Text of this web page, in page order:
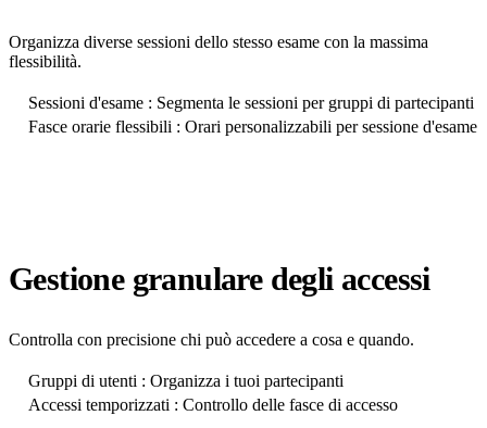
Organizza diverse sessioni dello stesso esame con la massima
flessibilità.
Sessioni d'esame : Segmenta le sessioni per gruppi di partecipanti
Fasce orarie flessibili : Orari personalizzabili per sessione d'esame
Gestione granulare degli accessi
Controlla con precisione chi può accedere a cosa e quando.
Gruppi di utenti : Organizza i tuoi partecipanti
Accessi temporizzati : Controllo delle fasce di accesso